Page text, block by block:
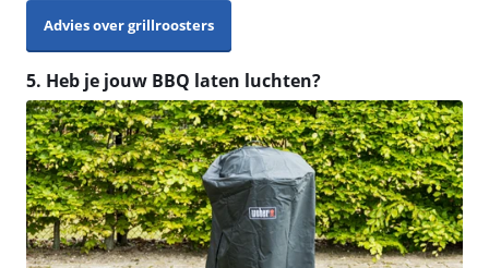
Advies over grillroosters
5. Heb je jouw BBQ laten luchten?